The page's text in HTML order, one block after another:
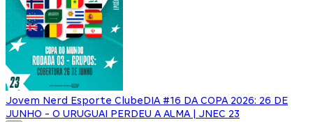
Jovem Nerd Esporte ClubeDIA #16 DA COPA 2026: 26 DE
JUNHO - O URUGUAI PERDEU A ALMA | JNEC 23